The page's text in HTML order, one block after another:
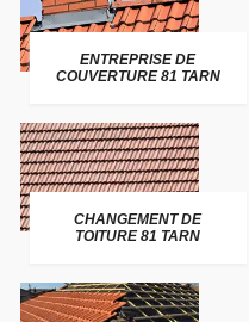
ENTREPRISE DE
COUVERTURE 81 TARN
CHANGEMENT DE
TOITURE 81 TARN